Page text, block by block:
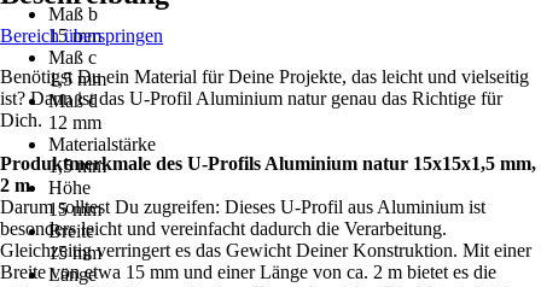
Maß b
15 mm
Maß c
1,5 mm
Maß d
12 mm
Materialstärke
1,5 mm
Höhe
15 mm
Breite
15 mm
Länge
Bereich überspringen
Benötigst Du ein Material für Deine Projekte, das leicht und vielseitig
ist? Dann ist das U-Profil Aluminium natur genau das Richtige für
Dich.
Produktmerkmale des U-Profils Aluminium natur 15x15x1,5 mm,
2 m
Darum solltest Du zugreifen: Dieses U-Profil aus Aluminium ist
besonders leicht und vereinfacht dadurch die Verarbeitung.
Gleichzeitig verringert es das Gewicht Deiner Konstruktion. Mit einer
Breite von etwa 15 mm und einer Länge von ca. 2 m bietet es die